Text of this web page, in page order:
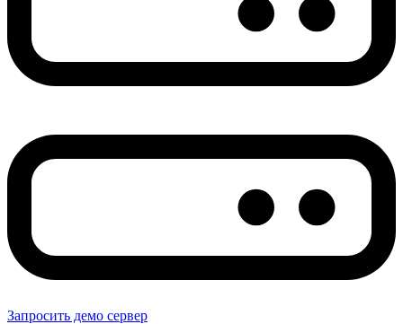
Запросить демо сервер